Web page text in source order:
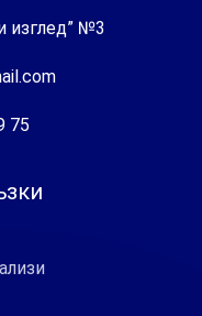
изглед” №3
75